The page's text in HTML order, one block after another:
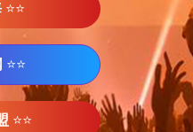
⭐⭐
⭐⭐
⭐⭐